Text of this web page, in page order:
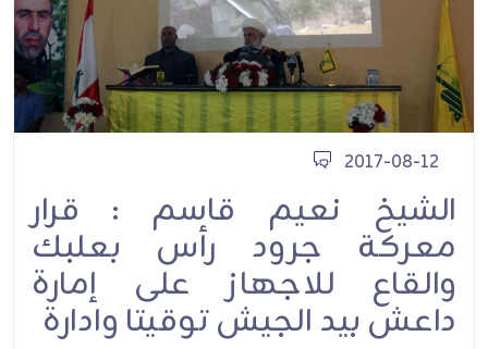
2017-08-12
الشيخ نعيم قاسم : قرار
معركة جرود رأس بعلبك
والقاع للاجهاز على إمارة
داعش بيد الجيش توقيتا وادارة